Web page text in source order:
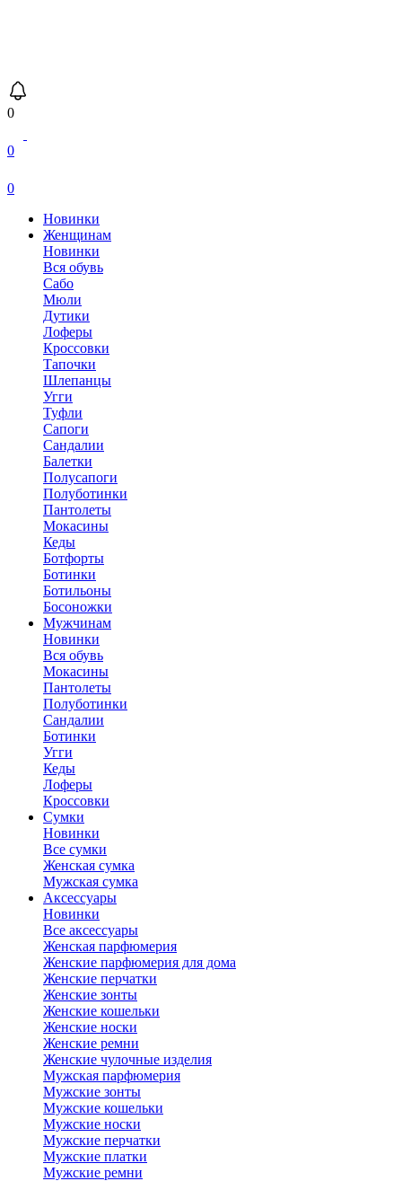
0
0
0
Новинки
Женщинам
Новинки
Вся обувь
Сабо
Мюли
Дутики
Лоферы
Кроссовки
Тапочки
Шлепанцы
Угги
Туфли
Сапоги
Сандалии
Балетки
Полусапоги
Полуботинки
Пантолеты
Мокасины
Кеды
Ботфорты
Ботинки
Ботильоны
Босоножки
Мужчинам
Новинки
Вся обувь
Мокасины
Пантолеты
Полуботинки
Сандалии
Ботинки
Угги
Кеды
Лоферы
Кроссовки
Сумки
Новинки
Все сумки
Женская сумка
Мужская сумка
Аксессуары
Новинки
Все аксессуары
Женская парфюмерия
Женские парфюмерия для дома
Женские перчатки
Женские зонты
Женские кошельки
Женские носки
Женские ремни
Женские чулочные изделия
Мужская парфюмерия
Мужские зонты
Мужские кошельки
Мужские носки
Мужские перчатки
Мужские платки
Мужские ремни